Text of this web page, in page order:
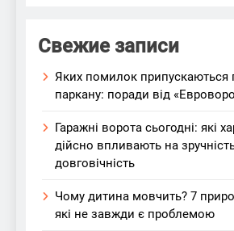
Свежие записи
Яких помилок припускаються
паркану: поради від
Гаражні ворота сьогодні: які
дійсно впливають на зручність
довговічність
Чому дитина мовчить? 7
які не завжди є проблемою